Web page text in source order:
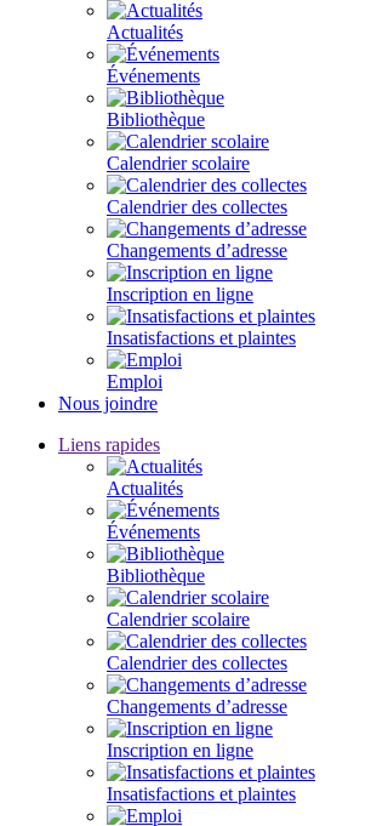
Actualités
Événements
Bibliothèque
Calendrier scolaire
Calendrier des collectes
Changements d’adresse
Inscription en ligne
Insatisfactions et plaintes
Emploi
Nous joindre
Liens rapides
Actualités
Événements
Bibliothèque
Calendrier scolaire
Calendrier des collectes
Changements d’adresse
Inscription en ligne
Insatisfactions et plaintes